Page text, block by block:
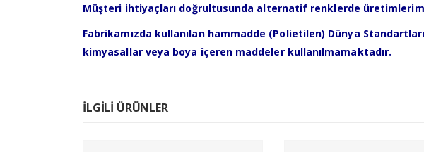
Müşteri ihtiyaçları doğrultusunda alternatif renklerde
Fabrikamızda kullanılan hammadde (Polietilen) Dünya
kimyasallar veya boya içeren maddeler kullanılmamaktadır.
İLGILI ÜRÜNLER